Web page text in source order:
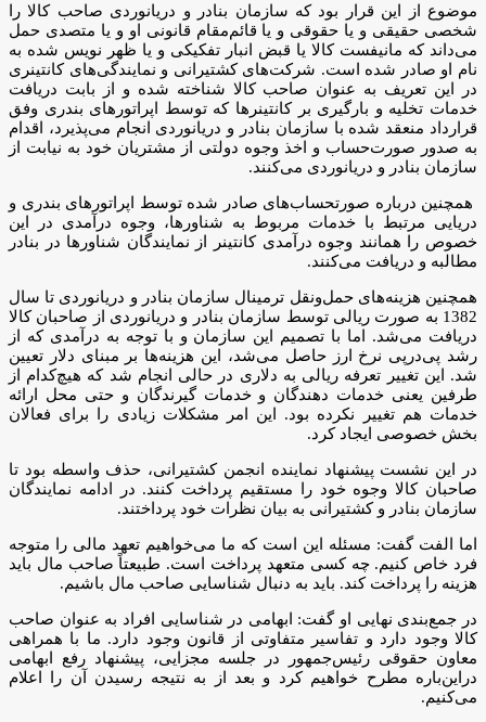
موضوع از این قرار بود که سازمان بنادر و دریانوردی صاحب کالا را
شخصی حقیقی و یا حقوقی و یا قائم‌مقام قانونی او و یا متصدی حمل
می‌داند که مانیفست کالا یا قبض انبار تفکیکی و یا ظهر نویس شده به
نام او صادر شده است. شرکت‌های کشتیرانی و نمایندگی‌های کانتینری
در این تعریف به عنوان صاحب کالا شناخته شده و از بابت دریافت
خدمات تخلیه و بارگیری بر کانتینرها که توسط اپراتورهای بندری وفق
قرارداد منعقد شده با سازمان بنادر و دریانوردی انجام می‌پذیرد، اقدام
به صدور صورت‌حساب و اخذ وجوه دولتی از مشتریان خود به نیابت از
سازمان بنادر و دریانوردی می‌کنند.
همچنین درباره صورتحساب‌های صادر شده توسط اپراتورهای بندری و
دریایی مرتبط با خدمات مربوط به شناورها، وجوه درآمدی در این
خصوص را همانند وجوه درآمدی کانتینر از نمایندگان شناورها در بنادر
مطالبه و دریافت می‌کنند.
همچنین هزینه‌های حمل‌ونقل ترمینال سازمان بنادر و دریانوردی تا سال
1382 به صورت ریالی توسط سازمان بنادر و دریانوردی از صاحبان کالا
دریافت می‌شد. اما با تصمیم این سازمان و با توجه به درآمدی که از
رشد پی‌درپی نرخ ارز حاصل می‌شد، این هزینه‌ها بر مبنای دلار تعیین
شد. این تغییر تعرفه ریالی به دلاری در حالی انجام شد که هیچ‌کدام از
طرفین یعنی خدمات دهندگان و خدمات گیرندگان و حتی محل ارائه
خدمات هم تغییر نکرده بود. این امر مشکلات زیادی را برای فعالان
بخش خصوصی ایجاد کرد.
در این نشست پیشنهاد نماینده انجمن کشتیرانی، حذف واسطه بود تا
صاحبان کالا وجوه خود را مستقیم پرداخت کنند. در ادامه نمایندگان
سازمان بنادر و کشتیرانی به بیان نظرات خود پرداختند.
اما الفت گفت: مسئله این است که ما می‌خواهیم تعهد مالی را متوجه
فرد خاص کنیم. چه کسی متعهد پرداخت است. طبیعتاً صاحب مال باید
هزینه را پرداخت کند. باید به دنبال شناسایی صاحب مال باشیم.
در جمع‌بندی نهایی او گفت: ابهامی در شناسایی افراد به عنوان صاحب
کالا وجود دارد و تفاسیر متفاوتی از قانون وجود دارد. ما با همراهی
معاون حقوقی رئیس‌جمهور در جلسه مجزایی، پیشنهاد رفع ابهامی
دراین‌باره مطرح خواهیم کرد و بعد از به نتیجه رسیدن آن را اعلام
می‌کنیم.